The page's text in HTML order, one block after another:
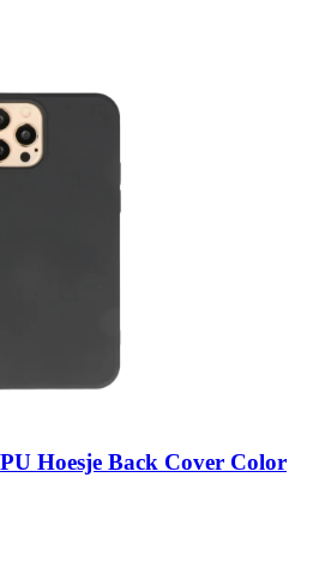
Hoesje Back Cover Color